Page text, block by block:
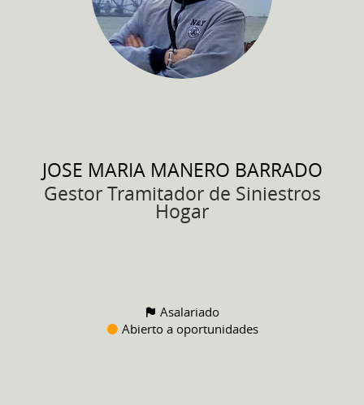
JOSE MARIA MANERO BARRADO
Gestor Tramitador de Siniestros
Hogar
Asalariado
Abierto a oportunidades